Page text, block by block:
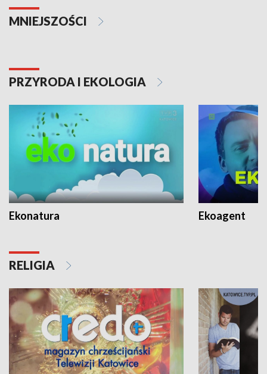
MNIEJSZOŚCI
PRZYRODA I EKOLOGIA
Ekonatura Ekoagent
RELIGIA